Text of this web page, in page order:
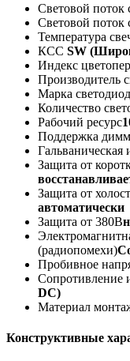
Световой поток
Световой поток
Температура
КСС SW
Индекс
Производитель
Марка
Количество
Рабочий ресурс
Поддержка
Гальваническая
Защита от
Защита от
автоматически
Защита от 380В
(радиопомехи)
Пробивное
Сопротивление
DC)
Материал
Конструктивные